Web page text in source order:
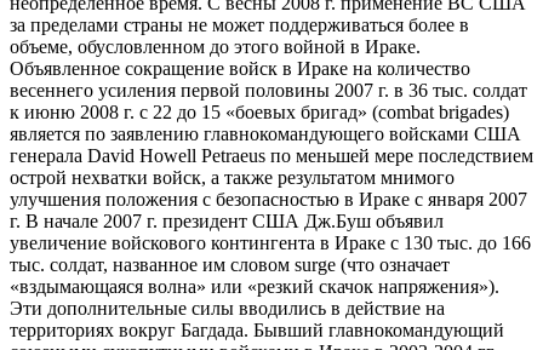
за пределами страны не может поддерживаться более в
объеме, обусловленном до этого войной в Ираке.
Объявленное сокращение войск в Ираке на количество
весеннего усиления первой половины 2007 г. в 36 тыс. солдат
к июню 2008 г. с 22 до 15 «боевых бригад» (combat brigades)
является по заявлению главнокомандующего войсками США
генерала David Howell Petraeus по меньшей мере последствием
острой нехватки войск, а также результатом мнимого
улучшения положения с безопасностью в Ираке с января 2007
г. В начале 2007 г. президент США Дж.Буш объявил
увеличение войскового контингента в Ираке с 130 тыс. до 166
тыс. солдат, названное им словом surge (что означает
«вздымающаяся волна» или «резкий скачок напряжения»).
Эти дополнительные силы вводились в действие на
территориях вокруг Багдада. Бывший главнокомандующий